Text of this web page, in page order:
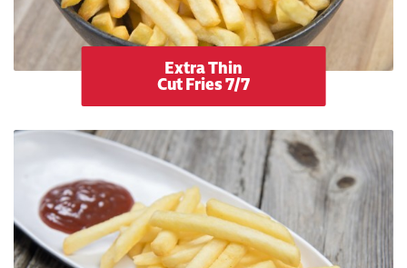
Extra Thin
Cut Fries 7/7